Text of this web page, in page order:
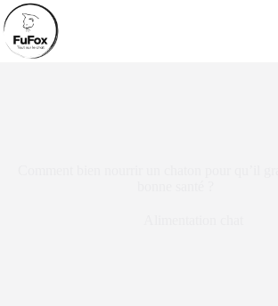
Passer
au
contenu